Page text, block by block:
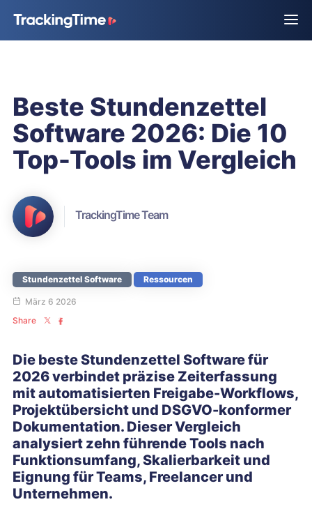
Beste Stundenzettel
Software 2026: Die 10
Top-Tools im Vergleich
TrackingTime Team
Stundenzettel Software Ressourcen
März 6 2026
Share
Die beste Stundenzettel Software für
2026 verbindet präzise Zeiterfassung
mit automatisierten Freigabe-Workflows,
Projektübersicht und DSGVO-konformer
Dokumentation. Dieser Vergleich
analysiert zehn führende Tools nach
Funktionsumfang, Skalierbarkeit und
Eignung für Teams, Freelancer und
Unternehmen.